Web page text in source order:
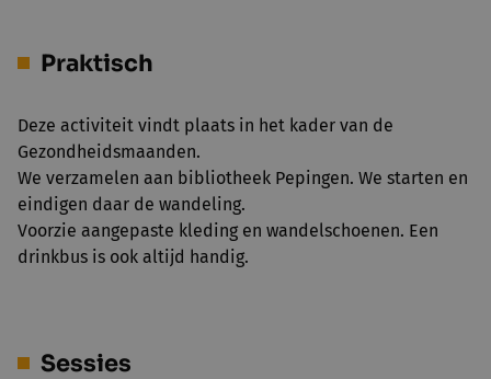
Praktisch
Deze activiteit vindt plaats in het kader van de
Gezondheidsmaanden.
We verzamelen aan bibliotheek Pepingen. We starten en
eindigen daar de wandeling.
Voorzie aangepaste kleding en wandelschoenen. Een
drinkbus is ook altijd handig.
Sessies